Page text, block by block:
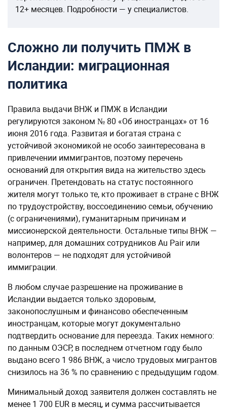
12+ месяцев. Подробности — у специалистов.
Сложно ли получить ПМЖ в
Исландии: миграционная
политика
Правила выдачи ВНЖ и ПМЖ в Исландии
регулируются законом № 80 «Об иностранцах» от 16
июня 2016 года. Развитая и богатая страна с
устойчивой экономикой не особо заинтересована в
привлечении иммигрантов, поэтому перечень
оснований для открытия вида на жительство здесь
ограничен. Претендовать на статус постоянного
жителя могут только те, кто проживает в стране с ВНЖ
по трудоустройству, воссоединению семьи, обучению
(с ограничениями), гуманитарным причинам и
миссионерской деятельности. Остальные типы ВНЖ —
например, для домашних сотрудников Au Pair или
волонтеров — не подходят для устойчивой
иммиграции.
В любом случае разрешение на проживание в
Исландии выдается только здоровым,
законопослушным и финансово обеспеченным
иностранцам, которые могут документально
подтвердить основание для переезда. Таких немного:
по данным ОЭСР, в последнем отчетном году было
выдано всего 1 986 ВНЖ, а число трудовых мигрантов
снизилось на 36 % по сравнению с предыдущим годом.
Минимальный доход заявителя должен составлять не
менее 1 700 EUR в месяц, и сумма рассчитывается